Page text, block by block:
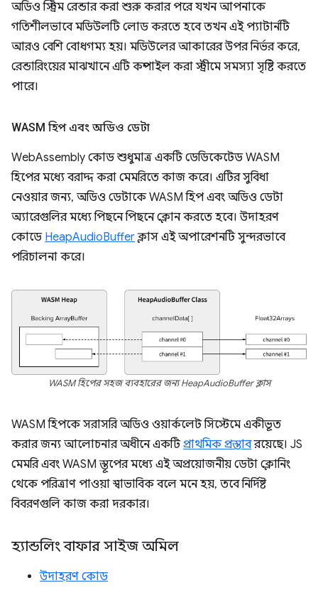
অডিও স্ট্রিম রেন্ডার করা শুরু করার পরে যখন আপনাকে
গতিশীলভাবে মডিউলটি লোড করতে হবে তখন এই প্যাটার্নটি
আরও বেশি বোধগম্য হয়। মডিউলের আকারের উপর নির্ভর করে,
রেন্ডারিংয়ের মাঝখানে এটি কম্পাইল করা স্ট্রীমে সমস্যা সৃষ্টি করতে
পারে।
WASM হিপ এবং অডিও ডেটা
WebAssembly কোড শুধুমাত্র একটি ডেডিকেটেড WASM
হিপের মধ্যে বরাদ্দ করা মেমরিতে কাজ করে। এটির সুবিধা
নেওয়ার জন্য, অডিও ডেটাকে WASM হিপ এবং অডিও ডেটা
অ্যারেগুলির মধ্যে পিছনে পিছনে ক্লোন করতে হবে। উদাহরণ
কোডে HeapAudioBufferক্লাস এই অপারেশনটি সুন্দরভাবে
পরিচালনা করে।
WASM হিপের সহজ ব্যবহারের জন্য HeapAudioBuffer ক্লাস
WASM হিপকে সরাসরি অডিও ওয়ার্কলেট সিস্টেমে একীভূত
করার জন্য আলোচনার অধীনে একটিপ্রাথমিক প্রস্তাবরয়েছে। JS
মেমরি এবং WASM স্তূপের মধ্যে এই অপ্রয়োজনীয় ডেটা ক্লোনিং
থেকে পরিত্রাণ পাওয়া স্বাভাবিক বলে মনে হয়, তবে নির্দিষ্ট
বিবরণগুলি কাজ করা দরকার।
হ্যান্ডলিং বাফার সাইজ অমিল
উদাহরণ কোড